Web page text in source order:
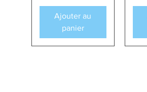
Ajouter au
panier